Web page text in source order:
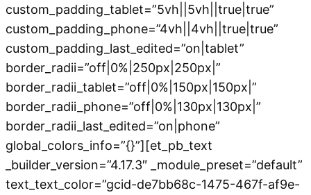
custom_padding_tablet=”5vh||5vh||true|true”
custom_padding_phone=”4vh||4vh||true|true”
custom_padding_last_edited=”on|tablet”
border_radii=”off|0%|250px|250px|”
border_radii_tablet=”off|0%|150px|150px|”
border_radii_phone=”off|0%|130px|130px|”
border_radii_last_edited=”on|phone”
global_colors_info=”{}”][et_pb_text
_builder_version=”4.17.3″ _module_preset=”default”
text_text_color=”gcid-de7bb68c-1475-467f-af9e-